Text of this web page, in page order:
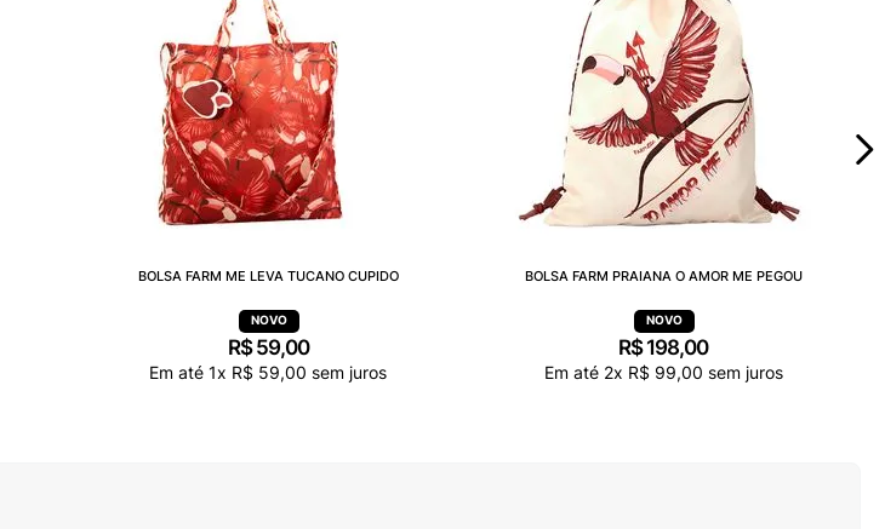
BOLSA FARM ME LEVA TUCANO CUPIDO
R$ 59,00
Em até 1x R$ 59,00 sem juros
BOLSA FARM PRAIANA O AMOR ME PEGOU
R$ 198,00
Em até 2x R$ 99,00 sem juros